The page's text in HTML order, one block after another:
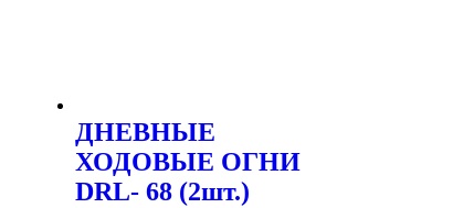
ДНЕВНЫЕ
ХОДОВЫЕ ОГНИ
DRL- 68 (2шт.)